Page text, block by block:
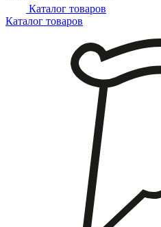
Каталог товаров
Каталог товаров